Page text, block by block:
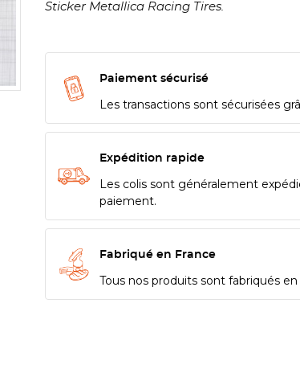
Sticker Metallica Racing Tires.
Paiement sécurisé
Les transactions sont sécurisées
Expédition rapide
Les colis sont généralement
paiement.
Fabriqué en France
Tous nos produits sont fabriqués